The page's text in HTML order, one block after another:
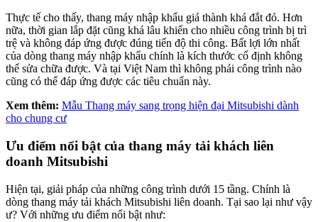
Thực tế cho thấy, thang máy nhập khẩu giá thành khá đắt đỏ. Hơn
nữa, thời gian lắp đặt cũng khá lâu khiến cho nhiều công trình bị trì
trệ và không đáp ứng được đúng tiến độ thi công. Bất lợi lớn nhất
của dòng thang máy nhập khẩu chính là kích thước cố định không
thể sửa chữa được. Và tại Việt Nam thì không phải công trình nào
cũng có thể đáp ứng được các tiêu chuẩn này.
Xem thêm: Mẫu Thang máy sang trọng hiện đại Mitsubishi dành
cho chung cư
Ưu điểm nổi bật của thang máy tải khách liên
doanh Mitsubishi
Hiện tại, giải pháp của những công trình dưới 15 tầng. Chính là
dòng thang máy tải khách Mitsubishi liên doanh. Tại sao lại như vậy
ư? Với những ưu điểm nổi bật như: